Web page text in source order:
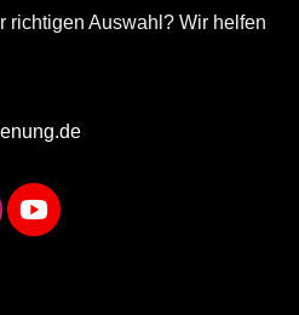
richtigen Auswahl? Wir helfen